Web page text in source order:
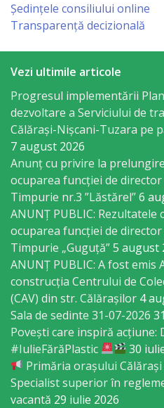
Sportului
Specialist
pentru
Planificare,
Economist
Primar
Viceprimarii
Specialist
Relații
cu
Publicul,
Operator
CISC
Ședințele consiliului online
Transparență decizională
Vezi ultimile articole
Progresul implementării
dezvoltare a Serviciului de
Călărași-Nișcani-Tuzara pe
7 august 2026
Anunț cu privire la
ocuparea funcţiei de
Timpurie nr.3 ”Lăstărel”6
ANUNȚ PUBLIC:
ocuparea funcției de
Timpurie „Guguță”5 august
ANUNȚ PUBLIC: A fost
construcția Centrului de
(CAV) din str. Călărașilor 4
Sala de sedinte 31-07-2026
Povești care inspiră acțiune:
#IulieFărăPlastic
30
Primăria orașului
Specialist superior în
vacantă 29 iulie 2026